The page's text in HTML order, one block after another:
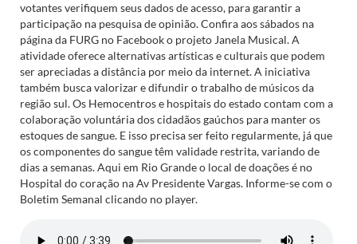
votantes verifiquem seus dados de acesso, para garantir a
participação na pesquisa de opinião. Confira aos sábados na
página da FURG no Facebook o projeto Janela Musical. A
atividade oferece alternativas artísticas e culturais que podem
ser apreciadas a distância por meio da internet. A iniciativa
também busca valorizar e difundir o trabalho de músicos da
região sul. Os Hemocentros e hospitais do estado contam com a
colaboração voluntária dos cidadãos gaúchos para manter os
estoques de sangue. E isso precisa ser feito regularmente, já que
os componentes do sangue têm validade restrita, variando de
dias a semanas. Aqui em Rio Grande o local de doações é no
Hospital do coração na Av Presidente Vargas. Informe-se com o
Boletim Semanal clicando no player.